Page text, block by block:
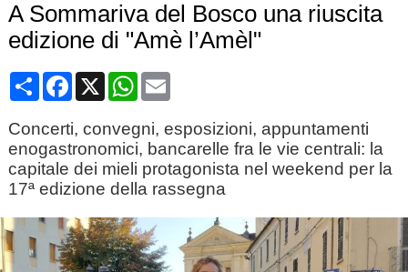
A Sommariva del Bosco una riuscita
edizione di "Amè l’Amèl"
CondividiFacebook
X WhatsApp
Email
Concerti, convegni, esposizioni, appuntamenti
enogastronomici, bancarelle fra le vie centrali: la
capitale dei mieli protagonista nel weekend per la
17ª edizione della rassegna